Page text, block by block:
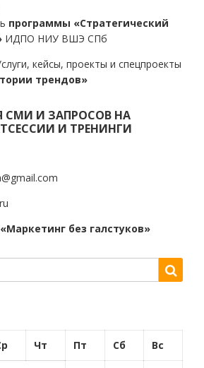
программы «Стратегический
ИДПО НИУ ВШЭ СПб
кейсы, проекты и спецпроекты
трендов»
СМИ И ЗАПРОСОВ НА
И ТРЕНИНГИ
без галстуков»
Чт Пт Сб Вс